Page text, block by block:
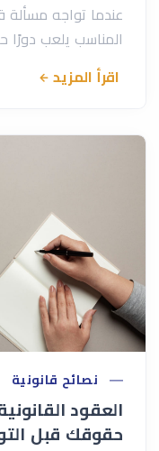
عندما تواجه مسألة
المناسب يلعب
اقرأ المزيد
نصائح قانونية
العقود
حقوقك قبل